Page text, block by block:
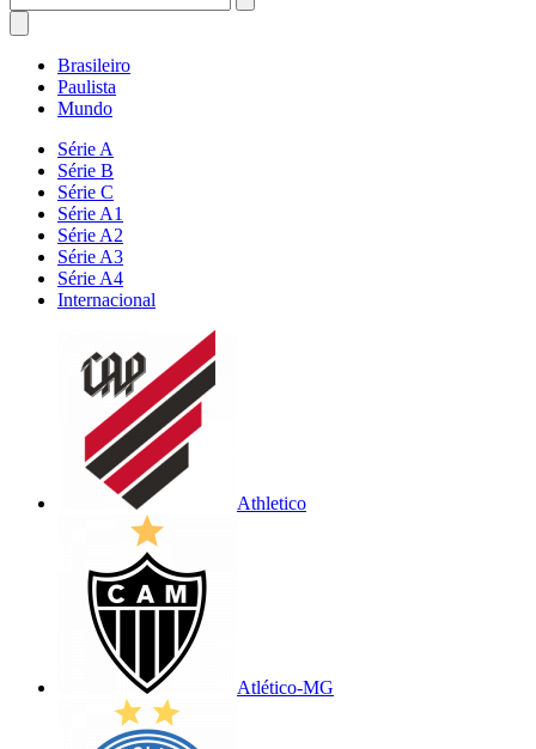
Brasileiro
Paulista
Mundo
Série A
Série B
Série C
Série A1
Série A2
Série A3
Série A4
Internacional
Athletico
Atlético-MG